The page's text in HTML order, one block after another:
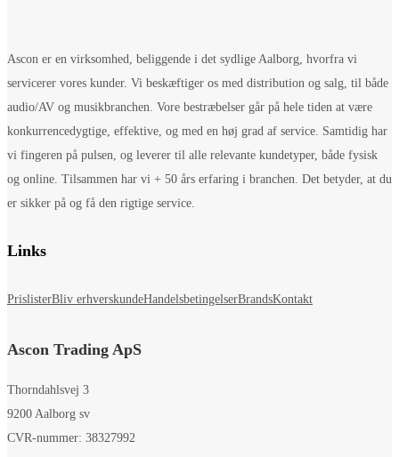
Ascon er en virksomhed, beliggende i det sydlige Aalborg, hvorfra vi
servicerer vores kunder. Vi beskæftiger os med distribution og salg, til både
audio/AV og musikbranchen. Vore bestræbelser går på hele tiden at være
konkurrencedygtige, effektive, og med en høj grad af service. Samtidig har
vi fingeren på pulsen, og leverer til alle relevante kundetyper, både fysisk
og online. Tilsammen har vi + 50 års erfaring i branchen. Det betyder, at du
er sikker på og få den rigtige service.
Links
PrislisterBliv erhverskundeHandelsbetingelserBrandsKontakt
Ascon Trading ApS
Thorndahlsvej 3
9200 Aalborg sv
CVR-nummer: 38327992